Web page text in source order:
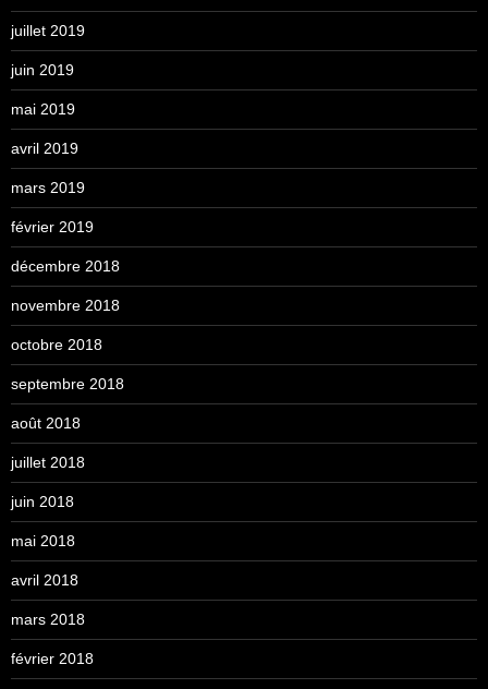
juillet 2019
juin 2019
mai 2019
avril 2019
mars 2019
février 2019
décembre 2018
novembre 2018
octobre 2018
septembre 2018
août 2018
juillet 2018
juin 2018
mai 2018
avril 2018
mars 2018
février 2018